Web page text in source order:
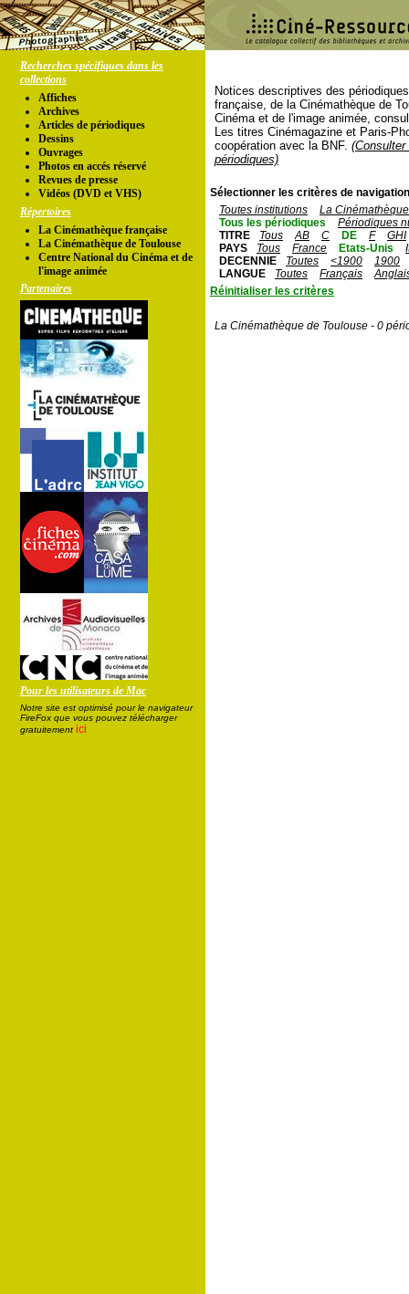
Recherches spécifiques dans les
collections
Affiches
Archives
Articles de périodiques
Dessins
Ouvrages
Photos en accés réservé
Revues de presse
Vidéos (DVD et VHS)
Répertoires
La Cinémathèque française
La Cinémathèque de Toulouse
Centre National du Cinéma et de
l'image animée
Partenaires
Pour les utilisateurs de Mac
Notre site est optimisé pour le navigateur
FireFox que vous pouvez télécharger
gratuitement ici
Notices descriptives des
française, de la Cinémathèque de
Cinéma et de l'image animée,
Les titres Cinémagazine et Paris-
coopération avec la BNF.
périodiques)
Sélectionner les critères de
Toutes institutions
La
Tous les périodiques
Périodiques
TITRE
Tous AB C DE F
GHI
PAYS
Tous France Etats-Unis
DECENNIE
Toutes <1900
1900
LANGUE
Toutes Français
Réinitialiser les critères
La Cinémathèque de Toulouse - 0